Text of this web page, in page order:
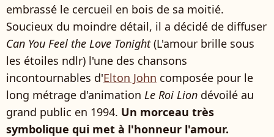
embrassé le cercueil en bois de sa moitié.
Soucieux du moindre détail, il a décidé de diffuser
Can You Feel the Love Tonight(L'amour brille sous
les étoiles ndlr) l'une des chansons
incontournables d'Elton John composée pour le
long métrage d'animation Le Roi Lion dévoilé au
grand public en 1994. Un morceau très
symbolique qui met à l'honneur l'amour.